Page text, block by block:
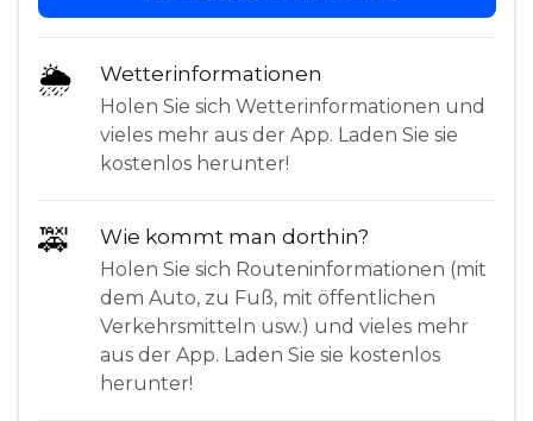
🌦 Wetterinformationen
Holen Sie sich Wetterinformationen und
vieles mehr aus der App. Laden Sie sie
kostenlos herunter!
🚕 Wie kommt man dorthin?
Holen Sie sich Routeninformationen (mit
dem Auto, zu Fuß, mit öffentlichen
Verkehrsmitteln usw.) und vieles mehr
aus der App. Laden Sie sie kostenlos
herunter!